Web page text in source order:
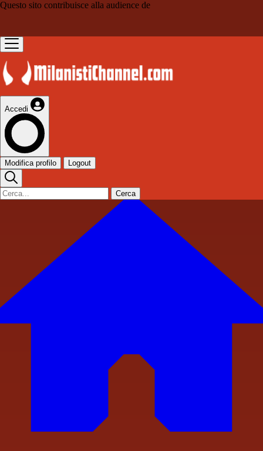
Questo sito contribuisce alla audience de
Accedi
Modifica profilo Logout
Cerca